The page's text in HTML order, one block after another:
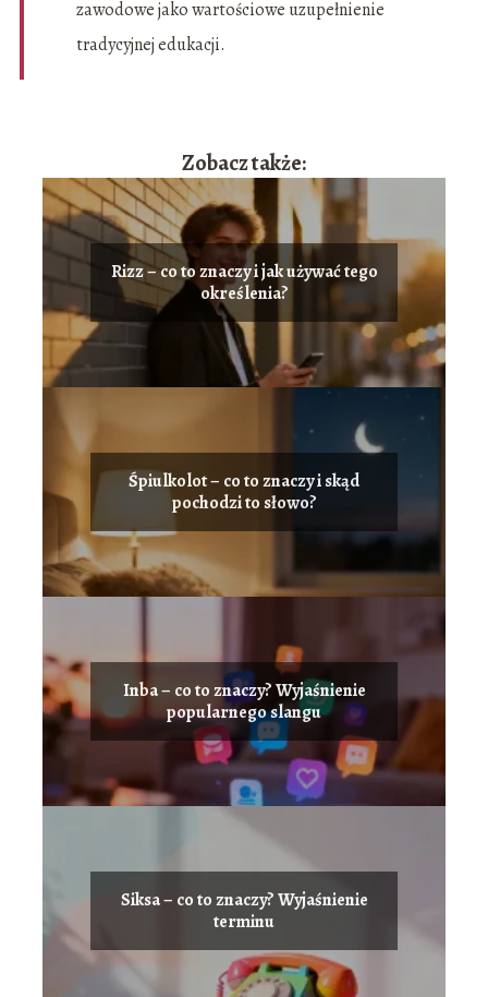
zawodowe jako wartościowe uzupełnienie
tradycyjnej edukacji.
Zobacz także:
Rizz – co to znaczy i jak używać tego
określenia?
Śpiulkolot – co to znaczy i skąd
pochodzi to słowo?
Inba – co to znaczy? Wyjaśnienie
popularnego slangu
Siksa – co to znaczy? Wyjaśnienie
terminu